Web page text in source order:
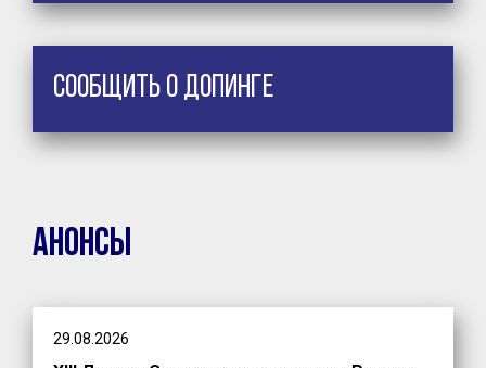
Сообщить о допинге
Анонсы
29.08.2026